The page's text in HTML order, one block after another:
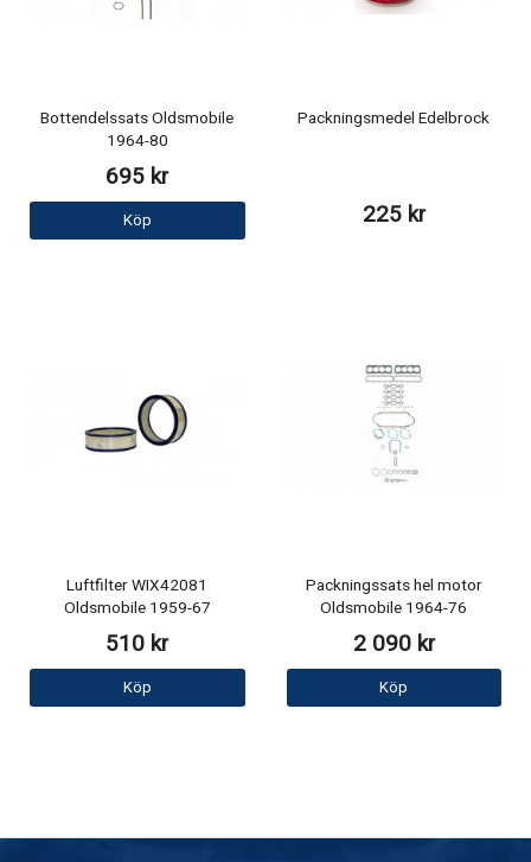
Bottendelssats Oldsmobile
1964-80
695 kr
Köp
Packningsmedel Edelbrock
225 kr
Luftfilter WIX42081
Oldsmobile 1959-67
510 kr
Köp
Packningssats hel motor
Oldsmobile 1964-76
2 090 kr
Köp